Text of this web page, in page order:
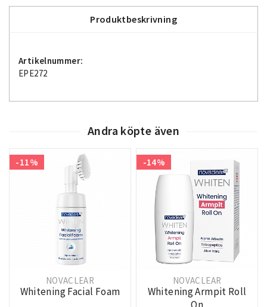
Produktbeskrivning
Artikelnummer:
EPE272
Andra köpte även
-11%
NOVACLEAR
Whitening Facial Foam
-14%
NOVACLEAR
Whitening Armpit Roll
On